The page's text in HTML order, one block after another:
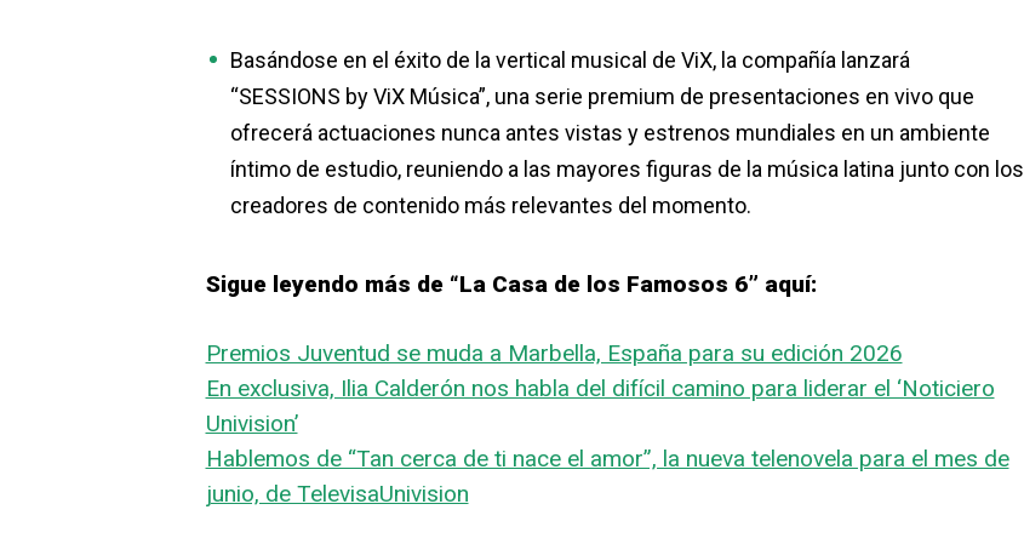
Basándose en el éxito de la vertical musical de ViX, la compañía lanzará
“SESSIONS by ViX Música”, una serie premium de presentaciones en vivo que
ofrecerá actuaciones nunca antes vistas y estrenos mundiales en un ambiente
íntimo de estudio, reuniendo a las mayores figuras de la música latina junto con los
creadores de contenido más relevantes del momento.
Sigue leyendo más de “La Casa de los Famosos 6” aquí:
Premios Juventud se muda a Marbella, España para su edición 2026
En exclusiva, Ilia Calderón nos habla del difícil camino para liderar el ‘Noticiero
Univision’
Hablemos de “Tan cerca de ti nace el amor”, la nueva telenovela para el mes de
junio, de TelevisaUnivision